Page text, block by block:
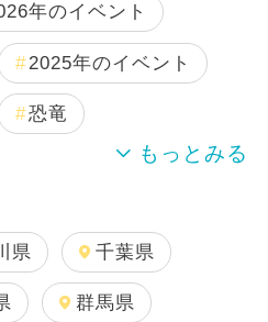
年のイベント
2025年のイベント
恐竜
ク
夏休み
ト
県 千葉県
群馬県